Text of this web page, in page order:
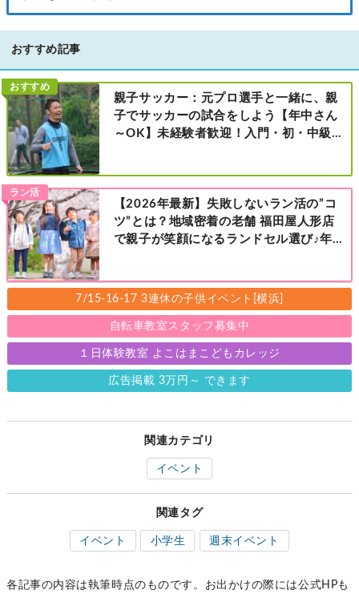
リー溝口店］
おすすめ記事
おすすめ
親子サッカー：元プロ選手と一緒に、親
子でサッカーの試合をしよう【年中さん
～OK】未経験者歓迎！入門・初・中級の
ラン活
【2026年最新】失敗しないラン活の”コ
ツ”とは？地域密着の老舗 福田屋人形店
で親子が笑顔になるランドセル選び♪年
店・町田店・マルイファミリー溝口店］
7/15-16-17 3連休の子供イベント[横浜]
自転車教室スタッフ募集中
１日体験教室 よこはまこどもカレッジ
広告掲載 3万円～ できます
関連カテゴリ
イベント
関連タグ
イベント 小学生 週末イベント
各記事の内容は執筆時点のものです。お出かけの際には公式HPも